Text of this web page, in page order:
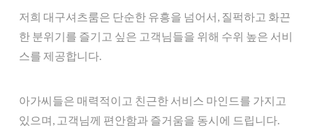
저희 대구셔츠룸은 단순한 유흥을 넘어서, 질퍽하고 화끈
한 분위기를 즐기고 싶은 고객님들을 위해 수위 높은 서비
스를 제공합니다.
아가씨들은 매력적이고 친근한 서비스 마인드를 가지고
있으며, 고객님께 편안함과 즐거움을 동시에 드립니다.